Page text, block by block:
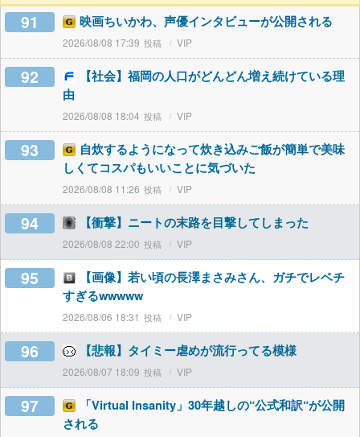
91 映画ちいかわ、声優インタビューが公開される
2026/08/08 17:39 VIP
92
【社会】福岡の人口がどんどん増え続けている理
由
2026/08/08 18:04 VIP
93
自炊するようになって炊き込みご飯が簡単で美味
しくてコスパもいいことに気づいた
2026/08/08 11:26 VIP
94 【衝撃】ニートの末路を目撃してしまった
2026/08/08 22:00 VIP
95
【画像】若い頃の長澤まさみさん、ガチでレベチ
すぎるwwwww
2026/08/06 18:31 VIP
96 【悲報】タイミー虐めが流行ってる模様
2026/08/07 18:09 VIP
97
「Virtual Insanity」30年越しの“公式和訳“が公開
される